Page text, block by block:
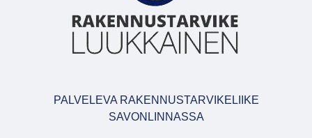
PALVELEVA RAKENNUSTARVIKELIIKE
SAVONLINNASSA